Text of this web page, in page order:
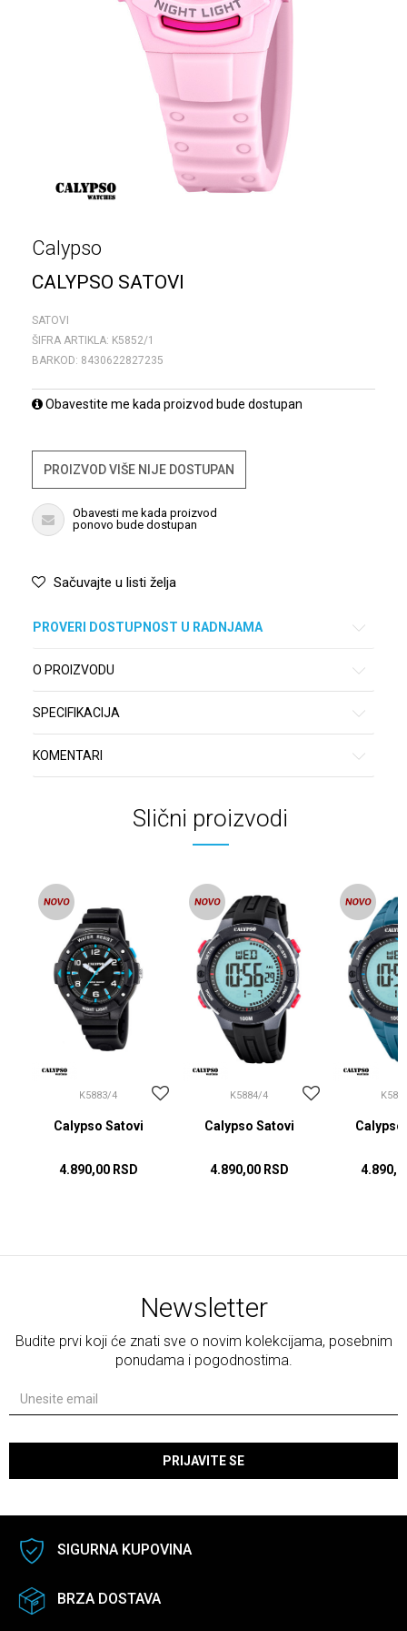
Calypso
CALYPSO SATOVI
SATOVI
ŠIFRA ARTIKLA: K5852/1
BARKOD: 8430622827235
Obavestite me kada proizvod bude dostupan
PROIZVOD VIŠE NIJE DOSTUPAN
Obavesti me kada proizvod
ponovo bude dostupan
Sačuvajte u listi želja
PROVERI DOSTUPNOST U RADNJAMA
O PROIZVODU
SPECIFIKACIJA
KOMENTARI
Slični proizvodi
K5883/4
Calypso Satovi
4.890,00 RSD
K5884/4
Calypso Satovi
4.890,00 RSD
Newsletter
Budite prvi koji će znati sve o novim kolekcijama, posebnim
ponudama i pogodnostima.
PRIJAVITE SE
SIGURNA KUPOVINA
BRZA DOSTAVA